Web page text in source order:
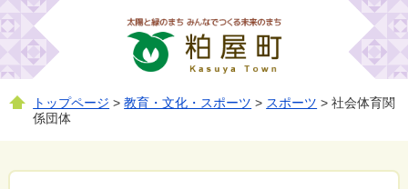
トップページ >教育・文化・スポーツ > スポーツ > 社会体育関
係団体